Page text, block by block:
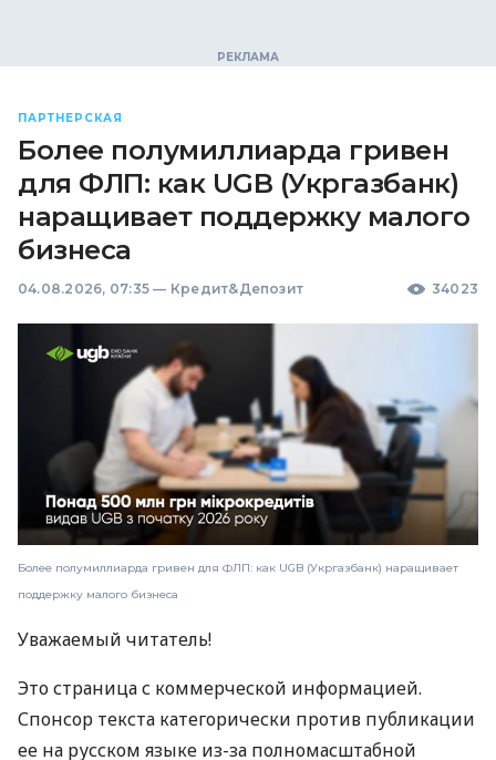
ПАРТНЕРСКАЯ
Более полумиллиарда гривен
для ФЛП: как UGB (Укргазбанк)
наращивает поддержку малого
бизнеса
04.08.2026, 07:35 — Кредит&Депозит 34023
Более полумиллиарда гривен для ФЛП: как UGB (Укргазбанк) наращивает
поддержку малого бизнеса
Уважаемый читатель!
Это страница с коммерческой информацией.
Спонсор текста категорически против публикации
ее на русском языке из-за полномасштабной